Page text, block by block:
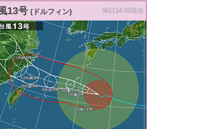
13号 (ドルフィン) 06日14:00現在